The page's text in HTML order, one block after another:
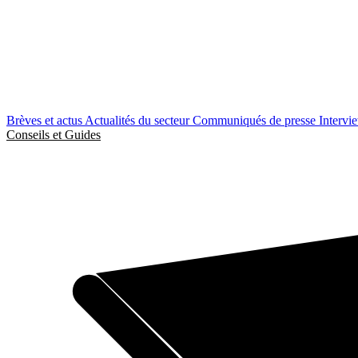
Brèves et actus Actualités du secteurCommuniqués de presse
Conseils et Guides